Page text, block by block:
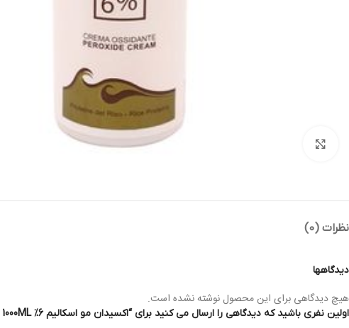
نظرات (0)
دیدگاهها
هیچ دیدگاهی برای این محصول نوشته نشده است.
اولین نفری باشید که دیدگاهی را ارسال می کنید برای “اکسیدان مو اسکالیم 6% ESKALIM C.O HAIR OXIDANT 6% 1000ML”